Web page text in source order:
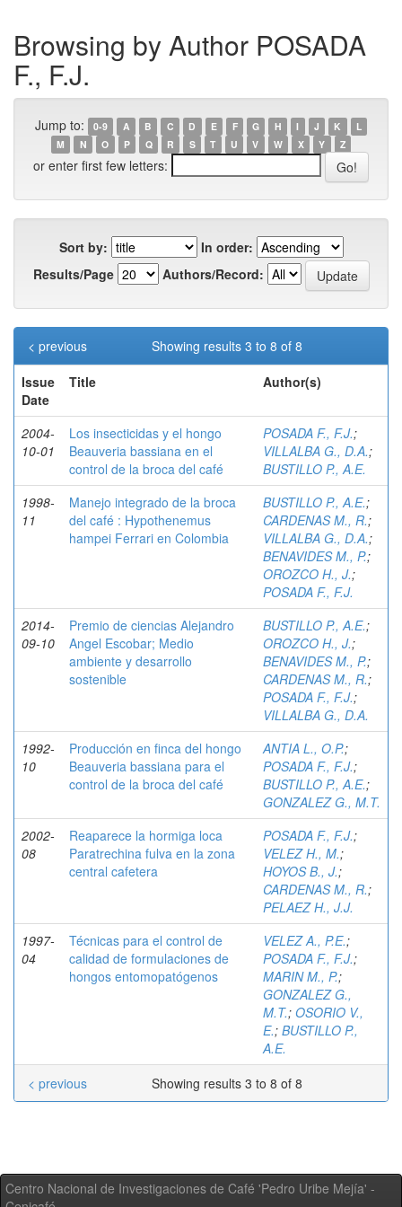
Browsing by Author POSADA
F., F.J.
Jump to: 0-9 A B C D E F G H I J K
L
M
N O P Q R S T U V W X Y Z
or enter first few letters:
Sort by:
In order:
Results/Page
Authors/Record:
Showing results 3 to 8 of 8
< previous
Issue
Date
Title Author(s)
2004-
10-01
Los insecticidas y el hongo
Beauveria bassiana en el
control de la broca del café
POSADA F., F.J.;
VILLALBA G., D.A.;
BUSTILLO P., A.E.
1998-
11
Manejo integrado de la broca
del café : Hypothenemus
hampei Ferrari en Colombia
BUSTILLO P., A.E.;
CARDENAS M., R.;
VILLALBA G., D.A.;
BENAVIDES M., P.;
OROZCO H., J.;
POSADA F., F.J.
2014-
09-10
Premio de ciencias Alejandro
Angel Escobar; Medio
ambiente y desarrollo
sostenible
BUSTILLO P., A.E.;
OROZCO H., J.;
BENAVIDES M., P.;
CARDENAS M., R.;
POSADA F., F.J.;
VILLALBA G., D.A.
1992-
10
Producción en finca del hongo
Beauveria bassiana para el
control de la broca del café
ANTIA L., O.P.;
POSADA F., F.J.;
BUSTILLO P., A.E.;
GONZALEZ G., M.T.
2002-
08
Reaparece la hormiga loca
Paratrechina fulva en la zona
central cafetera
POSADA F., F.J.;
VELEZ H., M.;
HOYOS B., J.;
CARDENAS M., R.;
PELAEZ H., J.J.
1997-
04
Técnicas para el control de
calidad de formulaciones de
hongos entomopatógenos
VELEZ A., P.E.;
POSADA F., F.J.;
MARIN M., P.;
GONZALEZ G.,
M.T.; OSORIO V.,
E.; BUSTILLO P.,
A.E.
Showing results 3 to 8 of 8
< previous
Centro Nacional de Investigaciones de Café 'Pedro Uribe Mejía' -